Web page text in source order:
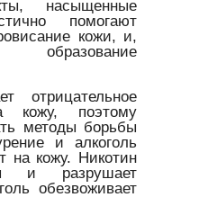
насыщенные
помогают
кожи, и,
образование
отрицательное
кожу, поэтому
методы борьбы
и алкоголь
на кожу. Никотин
и разрушает
обезвоживает